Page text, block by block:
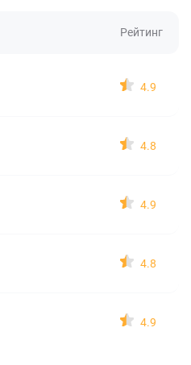
Рейтинг
4.9
4.8
4.9
4.8
4.9